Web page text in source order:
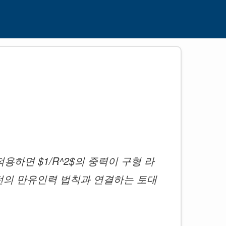
하면 $1/R^2$의 중력이 구형 라
만유인력 법칙과 연결하는 토대